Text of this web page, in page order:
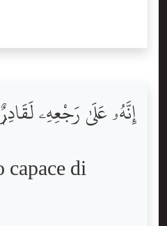
إِنَّهُۥ عَلَىٰ رَجْعِهِۦ لَقَادِرٌۭ
di